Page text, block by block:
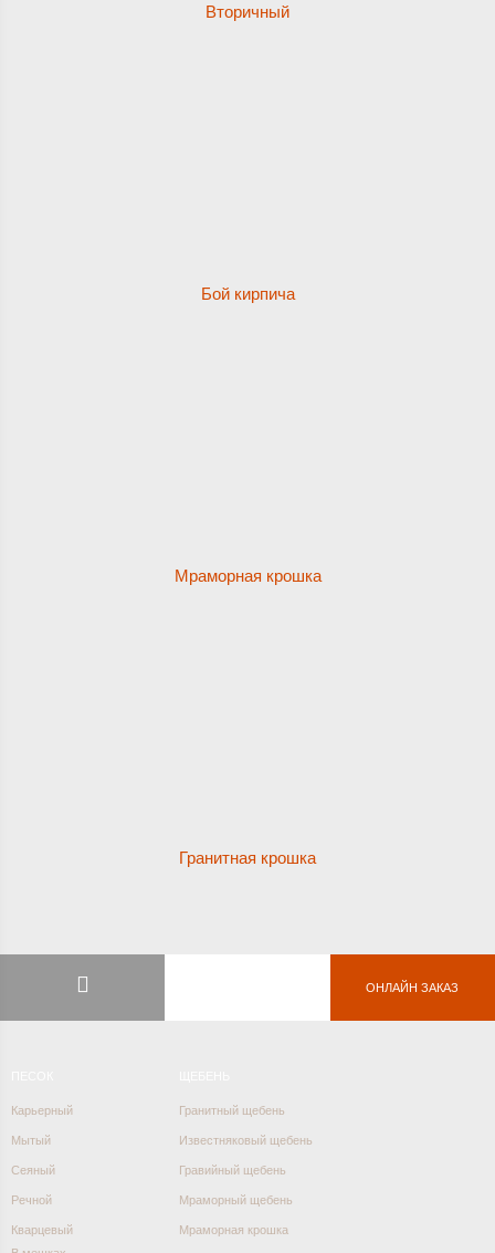
Вторичный
Бой кирпича
Мраморная крошка
Гранитная крошка
ОНЛАЙН ЗАКАЗ
Карьерный
Мытый
Сеяный
Речной
Кварцевый
Гранитный щебень
Известняковый щебень
Гравийный щебень
Мраморный щебень
Мраморная крошка